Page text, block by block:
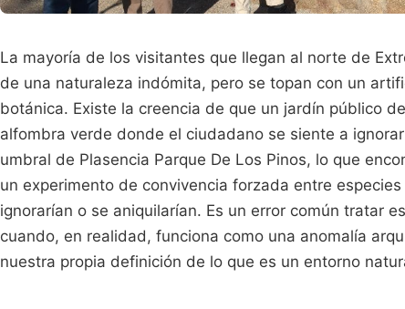
La mayoría de los visitantes que llegan al norte de
de una naturaleza indómita, pero se topan con un
botánica. Existe la creencia de que un jardín público
alfombra verde donde el ciudadano se siente a
umbral de Plasencia Parque De Los Pinos, lo que
un experimento de convivencia forzada entre
ignorarían o se aniquilarían. Es un error común tratar
cuando, en realidad, funciona como una anomalía
nuestra propia definición de lo que es un entorno